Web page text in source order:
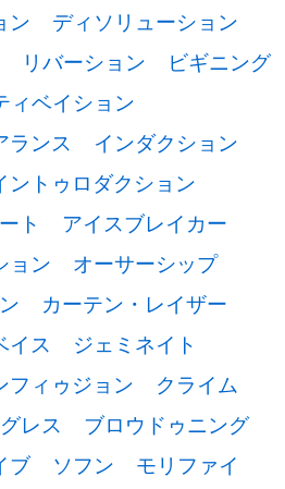
ン
ディソリューション
リバーション
ビギニング
ィベイション
ランス
インダクション
ントゥロダクション
ト
アイスブレイカー
ョン
オーサーシップ
カーテン・レイザー
イス
ジェミネイト
フィゥジョン
クライム
レス
ブロウドゥニング
ブ ソフン
モリファイ